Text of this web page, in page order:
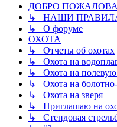
ДОБРО
↳ НАШИ ПРАВИЛА
↳ О форуме
ОХОТА
↳ Отчеты об охотах
↳ Охота на
↳ Охота на
↳ Охота на
↳ Охота на зверя
↳ Приглашаю на
↳ Стендовая